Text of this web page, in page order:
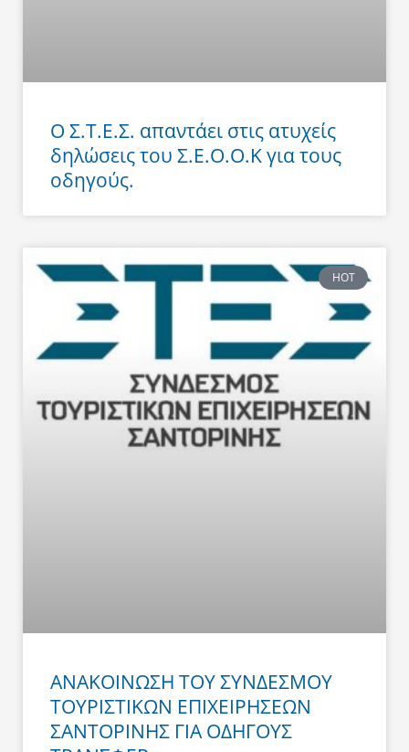
Ο Σ.Τ.Ε.Σ. απαντάει στις ατυχείς
δηλώσεις του Σ.Ε.Ο.Ο.Κ για τους
οδηγούς.
HOT
ΑΝΑΚΟΙΝΩΣΗ ΤΟΥ ΣΥΝΔΕΣΜΟΥ
ΤΟΥΡΙΣΤΙΚΩΝ ΕΠΙΧΕΙΡΗΣΕΩΝ
ΣΑΝΤΟΡΙΝΗΣ ΓΙΑ ΟΔΗΓΟΥΣ